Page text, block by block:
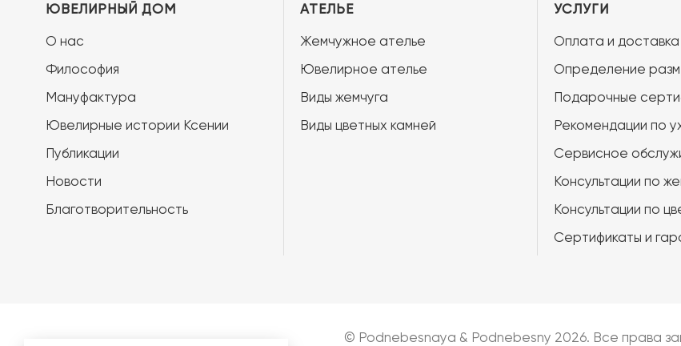
ЮВЕЛИРНЫЙ ДОМ
О нас
Философия
Мануфактура
Ювелирные истории Ксении
Публикации
Новости
Благотворительность
АТЕЛЬЕ
Жемчужное ателье
Ювелирное ателье
Виды жемчуга
Виды цветных камней
УСЛУГИ
Оплата и доставка
Определение
Подарочные
Рекомендации по
Сервисное
Консультации по
Консультации по
Сертификаты и
© Podnebesnaya & Podnebesny 2026. Все права